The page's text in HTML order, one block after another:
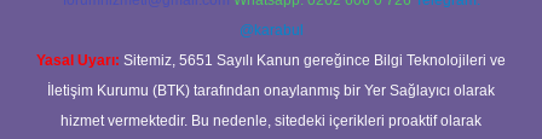
@karabul
Yasal Uyarı: Sitemiz, 5651 Sayılı Kanun gereğince Bilgi Teknolojileri ve
İletişim Kurumu (BTK) tarafından onaylanmış bir Yer Sağlayıcı olarak
hizmet vermektedir. Bu nedenle, sitedeki içerikleri proaktif olarak